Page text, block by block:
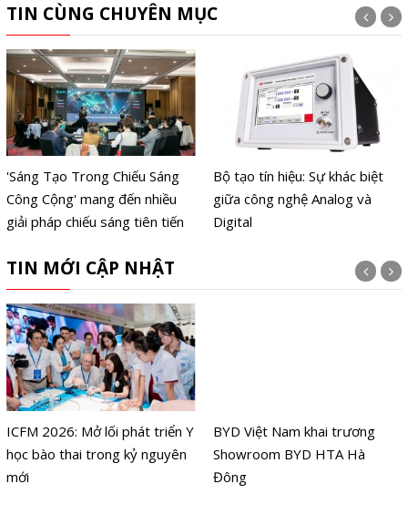
TIN CÙNG CHUYÊN MỤC
'Sáng Tạo Trong Chiếu Sáng
Công Cộng' mang đến nhiều
giải pháp chiếu sáng tiên tiến
Bộ tạo tín hiệu: Sự khác biệt
giữa công nghệ Analog và
Digital
TIN MỚI CẬP NHẬT
ICFM 2026: Mở lối phát triển Y
học bào thai trong kỷ nguyên
mới
BYD Việt Nam khai trương
Showroom BYD HTA Hà
Đông